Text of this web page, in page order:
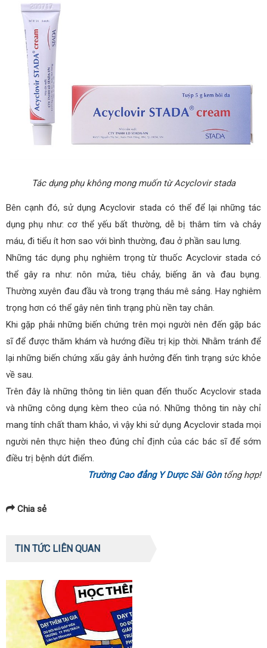
Tác dụng phụ không mong muốn từ Acyclovir stada
Bên cạnh đó, sử dụng Acyclovir stada có thể để lại những tác
dụng phụ như: cơ thể yếu bất thường, dễ bị thâm tím và chảy
máu, đi tiểu ít hơn sao với bình thường, đau ở phần sau lưng.
Những tác dụng phụ nghiêm trọng từ thuốc Acyclovir stada có
thể gây ra như: nôn mửa, tiêu chảy, biếng ăn và đau bụng.
Thường xuyên đau đầu và trong trạng tháu mê sảng. Hay nghiêm
trọng hơn có thể gây nên tình trạng phù nền tay chân.
Khi gặp phải những biến chứng trên mọi người nên đến gặp bác
sĩ để được thăm khám và hướng điều trị kịp thời. Nhằm tránh để
lại những biến chứng xấu gây ảnh hưởng đến tình trạng sức khỏe
về sau.
Trên đây là những thông tin liên quan đến thuốc Acyclovir stada
và những công dụng kèm theo của nó. Những thông tin này chỉ
mang tính chất tham khảo, vì vậy khi sử dụng Acyclovir stada mọi
người nên thực hiện theo đúng chỉ định của các bác sĩ để sớm
điều trị bệnh dứt điểm.
Trường Cao đẳng Y Dược Sài Gòntổng hợp!
Chia sẻ
TIN TỨC LIÊN QUAN